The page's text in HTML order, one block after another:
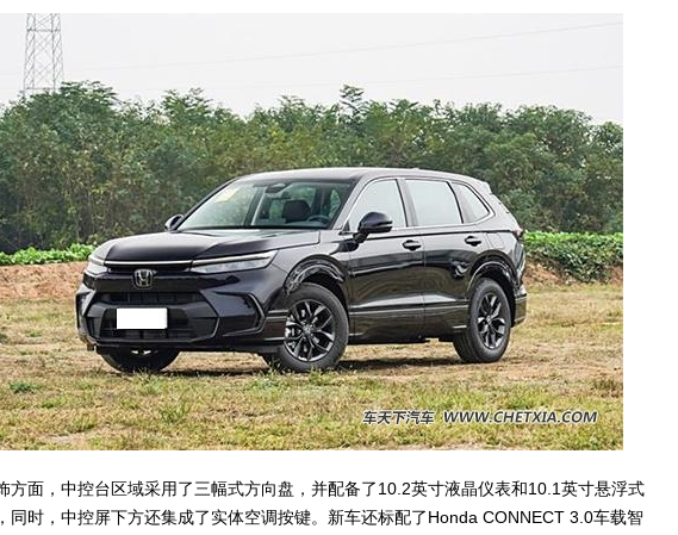
面，中控台区域采用了三幅式方向盘，并配备了10.2英寸液晶仪表和10.1英寸悬浮式
同时，中控屏下方还集成了实体空调按键。新车还标配了Honda CONNECT 3.0车载智